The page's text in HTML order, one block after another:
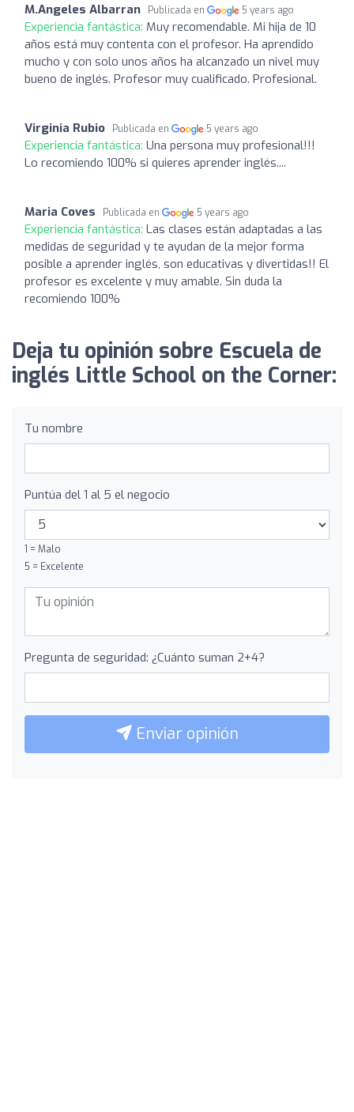
M.Angeles Albarran Publicada en 5 years ago
Experiencia fantástica: Muy recomendable. Mi hija de 10
años está muy contenta con el profesor. Ha aprendido
mucho y con solo unos años ha alcanzado un nivel muy
bueno de inglés. Profesor muy cualificado. Profesional.
Virginia Rubio Publicada en 5 years ago
Experiencia fantástica: Una persona muy profesional!!!
Lo recomiendo 100% si quieres aprender inglés....
Maria Coves Publicada en 5 years ago
Experiencia fantástica: Las clases están adaptadas a las
medidas de seguridad y te ayudan de la mejor forma
posible a aprender inglés, son educativas y divertidas!! El
profesor es excelente y muy amable. Sin duda la
recomiendo 100%
Deja tu opinión sobre Escuela de
inglés Little School on the Corner:
Tu nombre
Puntúa del 1 al 5 el negocio
1 = Malo
5 = Excelente
Pregunta de seguridad: ¿Cuánto suman 2+4?
Enviar opinión